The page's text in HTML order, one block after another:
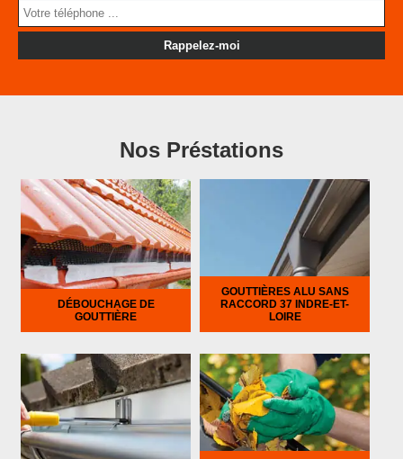
Nos Préstations
DÉBOUCHAGE DE
GOUTTIÈRE
GOUTTIÈRES ALU SANS
RACCORD 37 INDRE-ET-
LOIRE